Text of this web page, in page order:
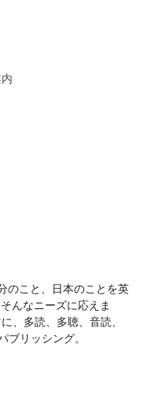
のこと、日本のことを英
んなニーズに応えま
、多読、多聴、音読、
リッシング。